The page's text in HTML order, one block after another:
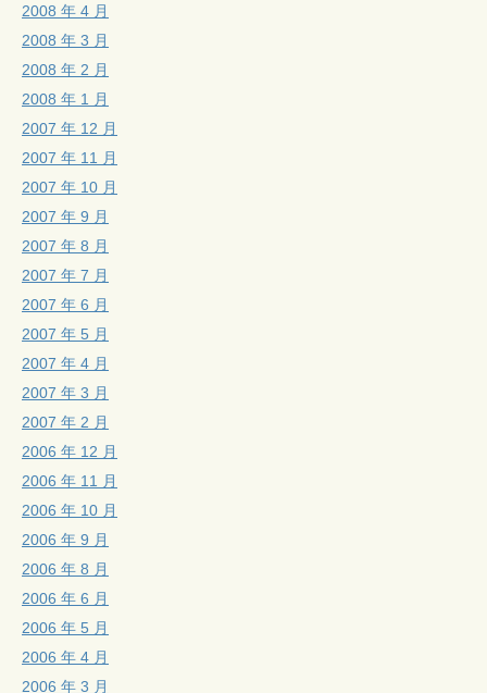
2008 年 4 月
2008 年 3 月
2008 年 2 月
2008 年 1 月
2007 年 12 月
2007 年 11 月
2007 年 10 月
2007 年 9 月
2007 年 8 月
2007 年 7 月
2007 年 6 月
2007 年 5 月
2007 年 4 月
2007 年 3 月
2007 年 2 月
2006 年 12 月
2006 年 11 月
2006 年 10 月
2006 年 9 月
2006 年 8 月
2006 年 6 月
2006 年 5 月
2006 年 4 月
2006 年 3 月